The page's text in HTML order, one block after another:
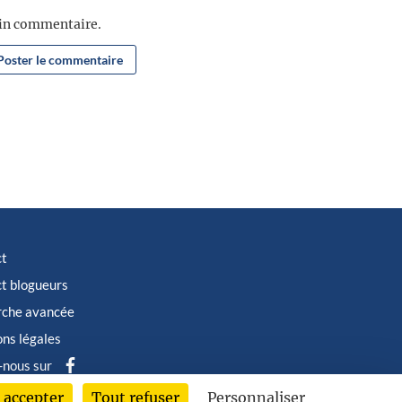
commentaire.
blogueurs
avancée
légales
sur
Tout refuser Personnaliser